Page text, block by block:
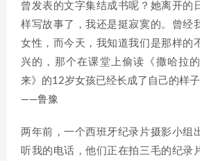
曾发表的文字集结成书呢？她离开的
样写故事了，我还是挺寂寞的。曾经
女性，而今天，我知道我们是那样的
兴的，那个在课堂上偷读《撒哈拉
来》的12岁女孩已经长成了自己的样子
——鲁豫
两年前，一个西班牙纪录片摄影小组
听我的电话，他们正在拍三毛的纪录